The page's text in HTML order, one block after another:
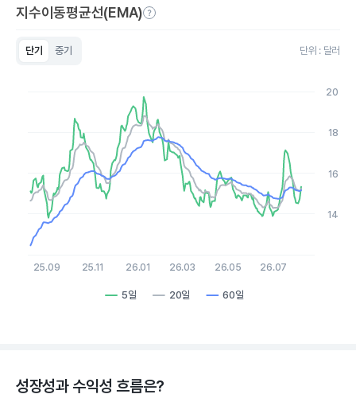
지수이동평균선(EMA)
단기 중기 단위 : 달러
View as data table, Chart
The chart has 1 X axis displaying Time. Data ranges from
The chart has 1 Y axis displaying values. Data ranges from
5일 20일 60일
25.09 25.11 26.01 26.03 26.05 26.07
14
16
18
20
성장성과 수익성 흐름은?